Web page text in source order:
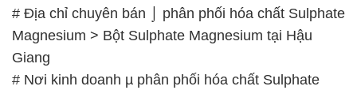
# Địa chỉ chuyên bán ⌡ phân phối hóa chất Sulphate
Magnesium > Bột Sulphate Magnesium tại Hậu
Giang
# Nơi kinh doanh µ phân phối hóa chất Sulphate